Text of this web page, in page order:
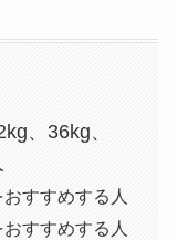
、36kg、
すすめする人
すすめする人